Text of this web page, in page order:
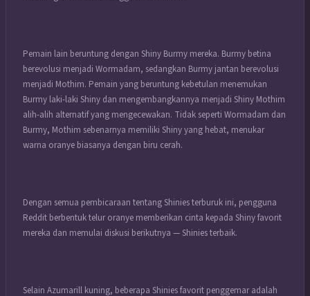
Pemain lain beruntung dengan Shiny Burmy mereka. Burmy betina
berevolusi menjadi Wormadam, sedangkan Burmy jantan berevolusi
menjadi Mothim. Pemain yang beruntung kebetulan menemukan
Burmy laki-laki Shiny dan mengembangkannya menjadi Shiny Mothim
alih-alih alternatif yang mengecewakan. Tidak seperti Wormadam dan
Burmy, Mothim sebenarnya memiliki Shiny yang hebat, menukar
warna oranye biasanya dengan biru cerah.
Dengan semua pembicaraan tentang Shinies terburuk ini, pengguna
Reddit berbentuk telur oranye memberikan cinta kepada Shiny favorit
mereka dan memulai diskusi berikutnya — Shinies terbaik.
Selain Azumarill kuning, beberapa Shinies favorit penggemar adalah